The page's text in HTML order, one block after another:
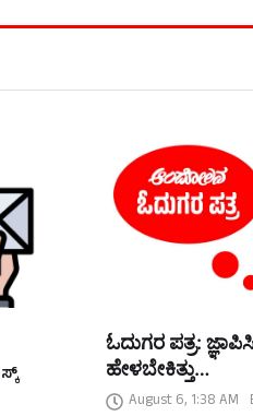
ಓದುಗರ ಪತ್ರ:
ಹೇಳಬೇಕಿತ್ತು…
August 6, 1:38 AM